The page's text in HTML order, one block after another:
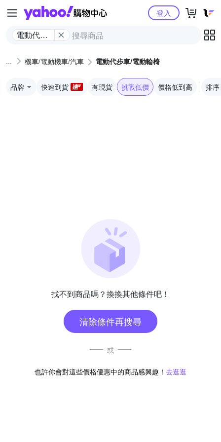
Yahoo購物中心
電動代步
椅
登入
機車/電動機車/汽車 電動代步車/電動輪椅
品牌 快速到貨 有現貨 挑戰低價 價格低到高 排序
找不到商品嗎？換換其他條件吧！
清除條件再搜尋
或
也許你會對這些價格優惠中的商品感興趣！ 去逛逛